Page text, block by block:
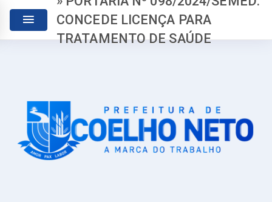
CONCEDE LICENÇA PARA
TRATAMENTO DE SAÚDE